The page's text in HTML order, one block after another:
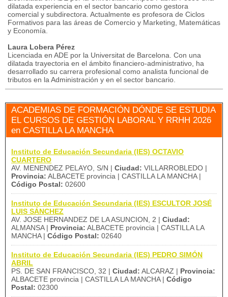
dilatada experiencia en el sector bancario como gestora
comercial y subdirectora. Actualmente es profesora de Ciclos
Formativos para las áreas de Comercio y Marketing, Matemáticas
y Economía.
Laura Lobera Pérez
Licenciada en ADE por la Universitat de Barcelona. Con una
dilatada trayectoria en el ámbito financiero-administrativo, ha
desarrollado su carrera profesional como analista funcional de
tributos en la Administración y en el sector bancario.
ACADEMIAS DE FORMACIÓN DÓNDE SE ESTUDIA
EL CURSOS DE GESTIÓN LABORAL Y RRHH 2026
en CASTILLA LA MANCHA
Instituto de Educación Secundaria (IES) OCTAVIO
CUARTERO
AV. MENENDEZ PELAYO, S/N | Ciudad: VILLARROBLEDO |
Provincia: ALBACETE provincia | CASTILLA LA MANCHA |
Código Postal: 02600
Instituto de Educación Secundaria (IES) ESCULTOR JOSÉ
LUIS SÁNCHEZ
AV. JOSE HERNANDEZ DE LA ASUNCION, 2 | Ciudad:
ALMANSA | Provincia: ALBACETE provincia | CASTILLA LA
MANCHA | Código Postal: 02640
Instituto de Educación Secundaria (IES) PEDRO SIMÓN
ABRIL
PS. DE SAN FRANCISCO, 32 | Ciudad: ALCARAZ | Provincia:
ALBACETE provincia | CASTILLA LA MANCHA | Código
Postal: 02300